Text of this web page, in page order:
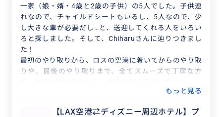
一家（娘・婿・4歳と2歳の子供）の5人でした。子供連
れなので、チャイルドシートもいるし、5人なので、少
し大きな車が必要だし…と、送迎してくれる人をいろい
ろと探しました。そして、Chiharuさんに辿りつきまし
た！
最初のやり取りから、ロスの空港に着いてからのやり取
りや、最後のやり取りまで、全てスムーズで丁寧な方
もっと見る
【LAX空港⇄ディズニー周辺ホテル】プ